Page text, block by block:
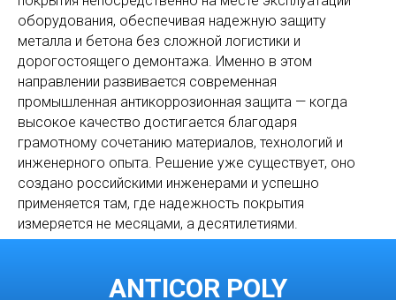
оборудования, обеспечивая надежную защиту
металла и бетона без сложной логистики и
дорогостоящего демонтажа. Именно в этом
направлении развивается современная
промышленная антикоррозионная защита — когда
высокое качество достигается благодаря
грамотному сочетанию материалов, технологий и
инженерного опыта. Решение уже существует, оно
создано российскими инженерами и успешно
применяется там, где надежность покрытия
измеряется не месяцами, а десятилетиями.
ANTICOR POLY